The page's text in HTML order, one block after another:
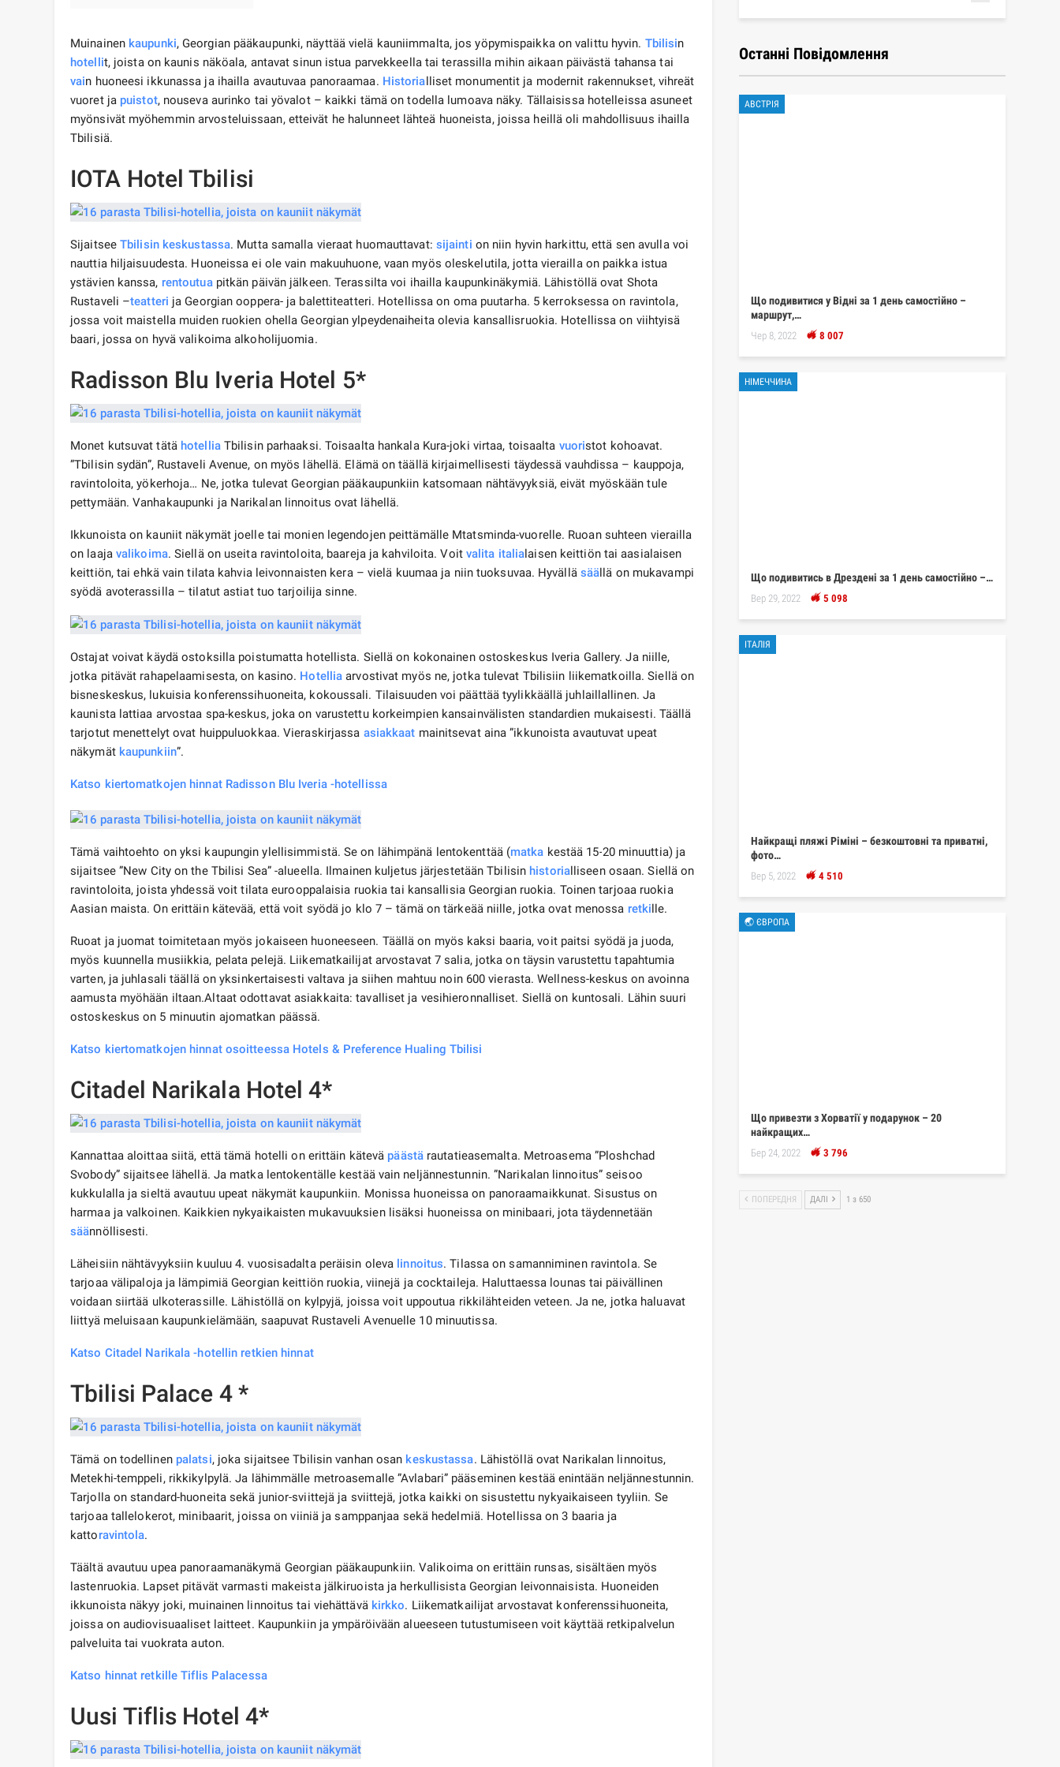
Muinainen kaupunki, Georgian pääkaupunki, näyttää vielä kauniimmalta, jos yöpymispaikka on valittu hyvin. Tbilisin
hotellit, joista on kaunis näköala, antavat sinun istua parvekkeella tai terassilla mihin aikaan päivästä tahansa tai
vain huoneesi ikkunassa ja ihailla avautuvaa panoraamaa. Historialliset monumentit ja modernit rakennukset, vihreät
vuoret ja puistot, nouseva aurinko tai yövalot – kaikki tämä on todella lumoava näky. Tällaisissa hotelleissa asuneet
myönsivät myöhemmin arvosteluissaan, etteivät he halunneet lähteä huoneista, joissa heillä oli mahdollisuus ihailla
Tbilisiä.
IOTA Hotel Tbilisi
Sijaitsee Tbilisin keskustassa. Mutta samalla vieraat huomauttavat: sijainti on niin hyvin harkittu, että sen avulla voi
nauttia hiljaisuudesta. Huoneissa ei ole vain makuuhuone, vaan myös oleskelutila, jotta vierailla on paikka istua
ystävien kanssa, rentoutuapitkän päivän jälkeen. Terassilta voi ihailla kaupunkinäkymiä. Lähistöllä ovat Shota
Rustaveli –teatteri ja Georgian ooppera- ja balettiteatteri. Hotellissa on oma puutarha. 5 kerroksessa on ravintola,
jossa voit maistella muiden ruokien ohella Georgian ylpeydenaiheita olevia kansallisruokia. Hotellissa on viihtyisä
baari, jossa on hyvä valikoima alkoholijuomia.
Radisson Blu Iveria Hotel 5*
Monet kutsuvat tätä hotelliaTbilisin parhaaksi. Toisaalta hankala Kura-joki virtaa, toisaalta vuoristot kohoavat.
”Tbilisin sydän”, Rustaveli Avenue, on myös lähellä. Elämä on täällä kirjaimellisesti täydessä vauhdissa – kauppoja,
ravintoloita, yökerhoja… Ne, jotka tulevat Georgian pääkaupunkiin katsomaan nähtävyyksiä, eivät myöskään tule
pettymään. Vanhakaupunki ja Narikalan linnoitus ovat lähellä.
Ikkunoista on kauniit näkymät joelle tai monien legendojen peittämälle Mtatsminda-vuorelle. Ruoan suhteen vierailla
on laaja valikoima. Siellä on useita ravintoloita, baareja ja kahviloita. Voit valita italialaisen keittiön tai aasialaisen
keittiön, tai ehkä vain tilata kahvia leivonnaisten kera – vielä kuumaa ja niin tuoksuvaa. Hyvällä säällä on mukavampi
syödä avoterassilla – tilatut astiat tuo tarjoilija sinne.
Ostajat voivat käydä ostoksilla poistumatta hotellista. Siellä on kokonainen ostoskeskus Iveria Gallery. Ja niille,
jotka pitävät rahapelaamisesta, on kasino. Hotellia arvostivat myös ne, jotka tulevat Tbilisiin liikematkoilla. Siellä on
bisneskeskus, lukuisia konferenssihuoneita, kokoussali. Tilaisuuden voi päättää tyylikkäällä juhlaillallinen. Ja
kaunista lattiaa arvostaa spa-keskus, joka on varustettu korkeimpien kansainvälisten standardien mukaisesti. Täällä
tarjotut menettelyt ovat huippuluokkaa. Vieraskirjassa asiakkaat mainitsevat aina ”ikkunoista avautuvat upeat
näkymät kaupunkiin”.
Katso kiertomatkojen hinnat Radisson Blu Iveria -hotellissa
Tämä vaihtoehto on yksi kaupungin ylellisimmistä. Se on lähimpänä lentokenttää (matka kestää 15-20 minuuttia) ja
sijaitsee ”New City on the Tbilisi Sea” -alueella. Ilmainen kuljetus järjestetään Tbilisin historialliseen osaan. Siellä on
ravintoloita, joista yhdessä voit tilata eurooppalaisia ​​ruokia tai kansallisia Georgian ruokia. Toinen tarjoaa ruokia
Aasian maista. On erittäin kätevää, että voit syödä jo klo 7 – tämä on tärkeää niille, jotka ovat menossa retki lle.
Ruoat ja juomat toimitetaan myös jokaiseen huoneeseen. Täällä on myös kaksi baaria, voit paitsi syödä ja juoda,
myös kuunnella musiikkia, pelata pelejä. Liikematkailijat arvostavat 7 salia, jotka on täysin varustettu tapahtumia
varten, ja juhlasali täällä on yksinkertaisesti valtava ja siihen mahtuu noin 600 vierasta. Wellness-keskus on avoinna
aamusta myöhään iltaan.Altaat odottavat asiakkaita: tavalliset ja vesihieronnalliset. Siellä on kuntosali. Lähin suuri
ostoskeskus on 5 minuutin ajomatkan päässä.
Katso kiertomatkojen hinnat osoitteessa Hotels & Preference Hualing Tbilisi
Citadel Narikala Hotel 4*
Kannattaa aloittaa siitä, että tämä hotelli on erittäin kätevä päästärautatieasemalta. Metroasema ”Ploshchad
Svobody” sijaitsee lähellä. Ja matka lentokentälle kestää vain neljännestunnin. ”Narikalan linnoitus” seisoo
kukkulalla ja sieltä avautuu upeat näkymät kaupunkiin. Monissa huoneissa on panoraamaikkunat. Sisustus on
harmaa ja valkoinen. Kaikkien nykyaikaisten mukavuuksien lisäksi huoneissa on minibaari, jota täydennetään
säännöllisesti.
Läheisiin nähtävyyksiin kuuluu 4. vuosisadalta peräisin oleva linnoitus. Tilassa on samanniminen ravintola. Se
tarjoaa välipaloja ja lämpimiä Georgian keittiön ruokia, viinejä ja cocktaileja. Haluttaessa lounas tai päivällinen
voidaan siirtää ulkoterassille. Lähistöllä on kylpyjä, joissa voit uppoutua rikkilähteiden veteen. Ja ne, jotka haluavat
liittyä meluisaan kaupunkielämään, saapuvat Rustaveli Avenuelle 10 minuutissa.
Katso Citadel Narikala -hotellin retkien hinnat
Tbilisi Palace 4 *
Tämä on todellinen palatsi, joka sijaitsee Tbilisin vanhan osan keskustassa. Lähistöllä ovat Narikalan linnoitus,
Metekhi-temppeli, rikkikylpylä. Ja lähimmälle metroasemalle ”Avlabari” pääseminen kestää enintään neljännestunnin.
Tarjolla on standard-huoneita sekä junior-sviittejä ja sviittejä, jotka kaikki on sisustettu nykyaikaiseen tyyliin. Se
tarjoaa tallelokerot, minibaarit, joissa on viiniä ja samppanjaa sekä hedelmiä. Hotellissa on 3 baaria ja
kattoravintola.
Täältä avautuu upea panoraamanäkymä Georgian pääkaupunkiin. Valikoima on erittäin runsas, sisältäen myös
lastenruokia. Lapset pitävät varmasti makeista jälkiruoista ja herkullisista Georgian leivonnaisista. Huoneiden
ikkunoista näkyy joki, muinainen linnoitus tai viehättävä kirkko. Liikematkailijat arvostavat konferenssihuoneita,
joissa on audiovisuaaliset laitteet. Kaupunkiin ja ympäröivään alueeseen tutustumiseen voit käyttää retkipalvelun
palveluita tai vuokrata auton.
Katso hinnat retkille Tiflis Palacessa
Uusi Tiflis Hotel 4*
Останні Повідомлення
АВСТРІЯ
Що подивитися у Відні за 1 день самостійно –
маршрут,…
Чер 8, 2022 8 007
НІМЕЧЧИНА
Що подивитись в Дрездені за 1 день самостійно –…
Вер 29, 2022 5 098
ІТАЛІЯ
Найкращі пляжі Ріміні – безкоштовні та приватні,
фото…
Вер 5, 2022 4 510
🌏 ЄВРОПА
Що привезти з Хорватії у подарунок – 20
найкращих…
Бер 24, 2022 3 796
ПОПЕРЕДНЯ ДАЛІ 1 з 650